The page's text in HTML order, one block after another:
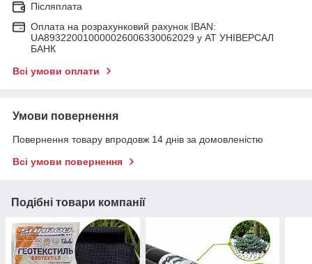
Післяплата
Оплата на розрахунковий рахунок IBAN:
UA893220010000026006330062029 у АТ УНІВЕРСАЛ
БАНК
Всі умови оплати
Умови повернення
Повернення товару впродовж 14 днів за домовленістю
Всі умови повернення
Подібні товари компанії